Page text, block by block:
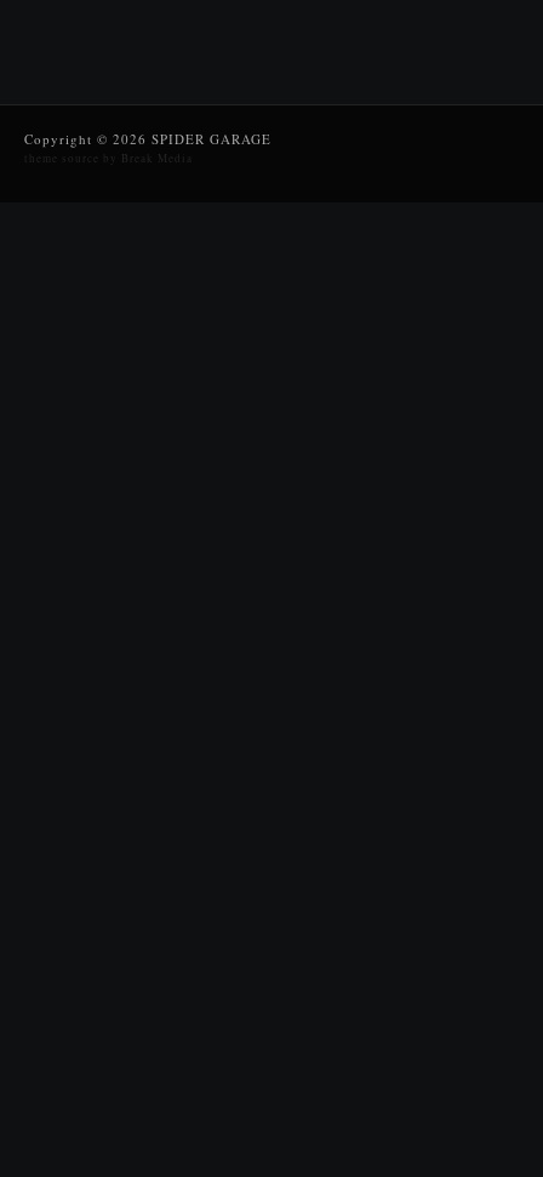
Copyright © 2026 SPIDER GARAGE
theme source by Break Media